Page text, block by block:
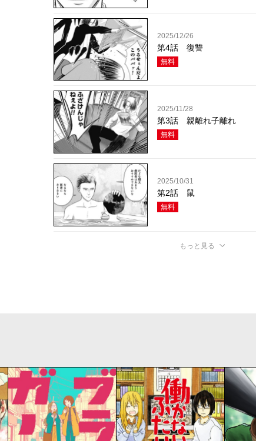
2025/12/26
第4話 復讐
無料
2025/11/28
第3話 親離れ子離れ
無料
2025/10/31
第2話 鼠
無料
もっと見る